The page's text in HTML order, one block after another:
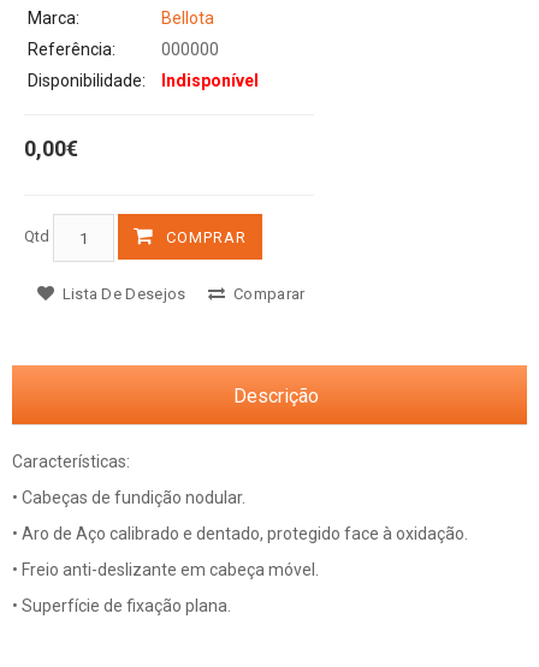
Marca:
Bellota
Referência:
000000
Disponibilidade:
Indisponível
0,00€
Qtd COMPRAR
Lista De Desejos Comparar
Descrição
Características:
• Cabeças de fundição nodular.
• Aro de Aço calibrado e dentado, protegido face à oxidação.
• Freio anti-deslizante em cabeça móvel.
• Superfície de fixação plana.